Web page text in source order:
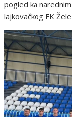
pogled ka
lajkovačkog FK